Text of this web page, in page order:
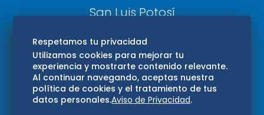
San Luis Potosí
Edomex
Consultas
Hidalgo
Respetamos tu privacidad
Utilizamos cookies para mejorar tu
experiencia y mostrarte contenido relevante.
Al continuar navegando, aceptas nuestra
política de cookies y el tratamiento de tus
datos personales.Aviso de Privacidad.